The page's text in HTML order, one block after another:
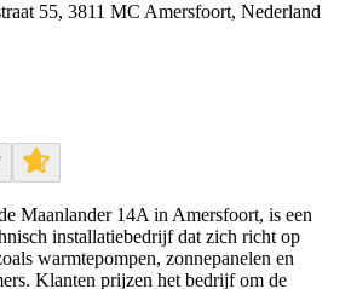
55, 3811 MC Amersfoort, Nederland
Maanlander 14A in Amersfoort, is een
installatiebedrijf dat zich richt op
warmtepompen, zonnepanelen en
Klanten prijzen het bedrijf om de